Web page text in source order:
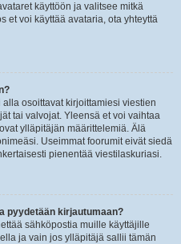
käyttöön ja valitsee mitkä
et voi käyttää avataria, ota yhteyttä
osoittavat kirjoittamiesi viestien
tai valvojat. Yleensä et voi vaihtaa
ylläpitäjän määrittelemiä. Älä
Useimmat foorumit eivät siedä
pienentää viestilaskuriasi.
pyydetään kirjautumaan?
sähköpostia muille käyttäjille
ja vain jos ylläpitäjä sallii tämän